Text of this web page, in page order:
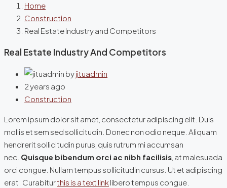
Home
Construction
Real Estate Industry and Competitors
Real Estate Industry And Competitors
byjituadmin
2 years ago
Construction
Lorem ipsum dolor sit amet, consectetur adipiscing elit. Duis
mollis et sem sed sollicitudin. Donec non odio neque. Aliquam
hendrerit sollicitudin purus, quis rutrum mi accumsan
nec. Quisque bibendum orci ac nibh facilisis , at malesuada
orci congue. Nullam tempus sollicitudin cursus. Ut et adipiscing
erat. Curabiturthis is a text linklibero tempus congue.